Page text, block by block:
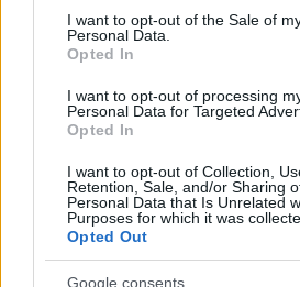
consent section.
I want to opt-out of the Sale of
Personal Data.
Opted In
I want to opt-out of processing
Personal Data for Targeted
Opted In
I want to opt-out of Collection,
Retention, Sale, and/or Sharing
Personal Data that Is Unrelated
Purposes for which it was
Opted Out
Google consents
Francia se convierte en el epicentro de
criptomonedas
Diego Martín · 9 Ago 2026